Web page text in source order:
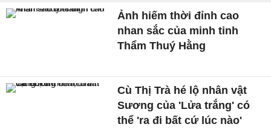
Ảnh hiếm thời đỉnh cao
nhan sắc của minh tinh
Thẩm Thuý Hằng
Cù Thị Trà hé lộ nhân vật
Sương của 'Lửa trắng' có
thể 'ra đi bất cứ lúc nào'